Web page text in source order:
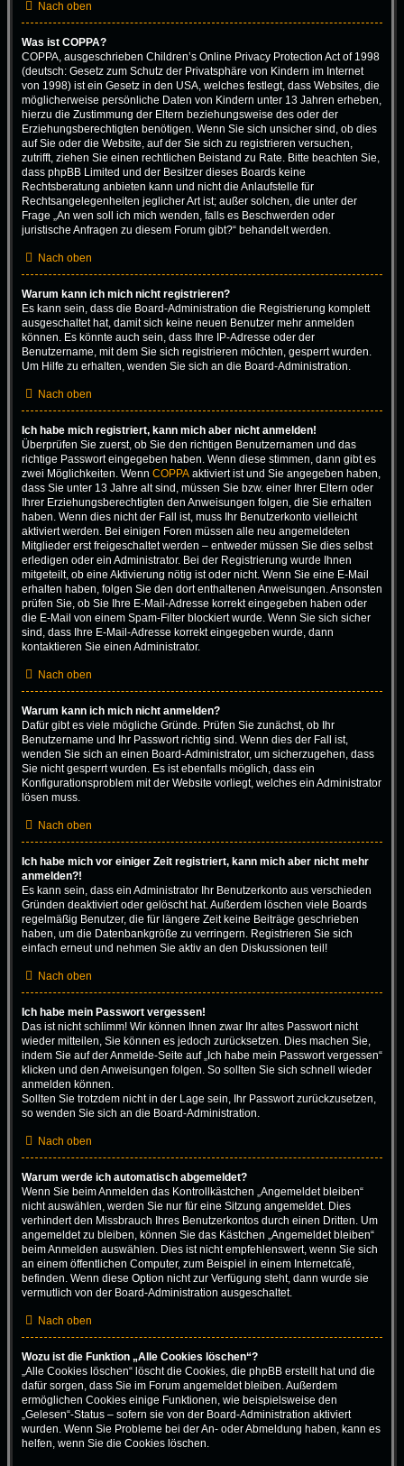
Nach oben
Was ist COPPA?
COPPA, ausgeschrieben Children’s Online Privacy Protection Act of 1998
(deutsch: Gesetz zum Schutz der Privatsphäre von Kindern im Internet
von 1998) ist ein Gesetz in den USA, welches festlegt, dass Websites, die
möglicherweise persönliche Daten von Kindern unter 13 Jahren erheben,
hierzu die Zustimmung der Eltern beziehungsweise des oder der
Erziehungsberechtigten benötigen. Wenn Sie sich unsicher sind, ob dies
auf Sie oder die Website, auf der Sie sich zu registrieren versuchen,
zutrifft, ziehen Sie einen rechtlichen Beistand zu Rate. Bitte beachten Sie,
dass phpBB Limited und der Besitzer dieses Boards keine
Rechtsberatung anbieten kann und nicht die Anlaufstelle für
Rechtsangelegenheiten jeglicher Art ist; außer solchen, die unter der
Frage „An wen soll ich mich wenden, falls es Beschwerden oder
juristische Anfragen zu diesem Forum gibt?“ behandelt werden.
Nach oben
Warum kann ich mich nicht registrieren?
Es kann sein, dass die Board-Administration die Registrierung komplett
ausgeschaltet hat, damit sich keine neuen Benutzer mehr anmelden
können. Es könnte auch sein, dass Ihre IP-Adresse oder der
Benutzername, mit dem Sie sich registrieren möchten, gesperrt wurden.
Um Hilfe zu erhalten, wenden Sie sich an die Board-Administration.
Nach oben
Ich habe mich registriert, kann mich aber nicht anmelden!
Überprüfen Sie zuerst, ob Sie den richtigen Benutzernamen und das
richtige Passwort eingegeben haben. Wenn diese stimmen, dann gibt es
zwei Möglichkeiten. Wenn COPPA aktiviert ist und Sie angegeben haben,
dass Sie unter 13 Jahre alt sind, müssen Sie bzw. einer Ihrer Eltern oder
Ihrer Erziehungsberechtigten den Anweisungen folgen, die Sie erhalten
haben. Wenn dies nicht der Fall ist, muss Ihr Benutzerkonto vielleicht
aktiviert werden. Bei einigen Foren müssen alle neu angemeldeten
Mitglieder erst freigeschaltet werden – entweder müssen Sie dies selbst
erledigen oder ein Administrator. Bei der Registrierung wurde Ihnen
mitgeteilt, ob eine Aktivierung nötig ist oder nicht. Wenn Sie eine E-Mail
erhalten haben, folgen Sie den dort enthaltenen Anweisungen. Ansonsten
prüfen Sie, ob Sie Ihre E-Mail-Adresse korrekt eingegeben haben oder
die E-Mail von einem Spam-Filter blockiert wurde. Wenn Sie sich sicher
sind, dass Ihre E-Mail-Adresse korrekt eingegeben wurde, dann
kontaktieren Sie einen Administrator.
Nach oben
Warum kann ich mich nicht anmelden?
Dafür gibt es viele mögliche Gründe. Prüfen Sie zunächst, ob Ihr
Benutzername und Ihr Passwort richtig sind. Wenn dies der Fall ist,
wenden Sie sich an einen Board-Administrator, um sicherzugehen, dass
Sie nicht gesperrt wurden. Es ist ebenfalls möglich, dass ein
Konfigurationsproblem mit der Website vorliegt, welches ein Administrator
lösen muss.
Nach oben
Ich habe mich vor einiger Zeit registriert, kann mich aber nicht mehr
anmelden?!
Es kann sein, dass ein Administrator Ihr Benutzerkonto aus verschieden
Gründen deaktiviert oder gelöscht hat. Außerdem löschen viele Boards
regelmäßig Benutzer, die für längere Zeit keine Beiträge geschrieben
haben, um die Datenbankgröße zu verringern. Registrieren Sie sich
einfach erneut und nehmen Sie aktiv an den Diskussionen teil!
Nach oben
Ich habe mein Passwort vergessen!
Das ist nicht schlimm! Wir können Ihnen zwar Ihr altes Passwort nicht
wieder mitteilen, Sie können es jedoch zurücksetzen. Dies machen Sie,
indem Sie auf der Anmelde-Seite auf „Ich habe mein Passwort vergessen“
klicken und den Anweisungen folgen. So sollten Sie sich schnell wieder
anmelden können.
Sollten Sie trotzdem nicht in der Lage sein, Ihr Passwort zurückzusetzen,
so wenden Sie sich an die Board-Administration.
Nach oben
Warum werde ich automatisch abgemeldet?
Wenn Sie beim Anmelden das Kontrollkästchen „Angemeldet bleiben“
nicht auswählen, werden Sie nur für eine Sitzung angemeldet. Dies
verhindert den Missbrauch Ihres Benutzerkontos durch einen Dritten. Um
angemeldet zu bleiben, können Sie das Kästchen „Angemeldet bleiben“
beim Anmelden auswählen. Dies ist nicht empfehlenswert, wenn Sie sich
an einem öffentlichen Computer, zum Beispiel in einem Internetcafé,
befinden. Wenn diese Option nicht zur Verfügung steht, dann wurde sie
vermutlich von der Board-Administration ausgeschaltet.
Nach oben
Wozu ist die Funktion „Alle Cookies löschen“?
„Alle Cookies löschen“ löscht die Cookies, die phpBB erstellt hat und die
dafür sorgen, dass Sie im Forum angemeldet bleiben. Außerdem
ermöglichen Cookies einige Funktionen, wie beispielsweise den
„Gelesen“-Status – sofern sie von der Board-Administration aktiviert
wurden. Wenn Sie Probleme bei der An- oder Abmeldung haben, kann es
helfen, wenn Sie die Cookies löschen.